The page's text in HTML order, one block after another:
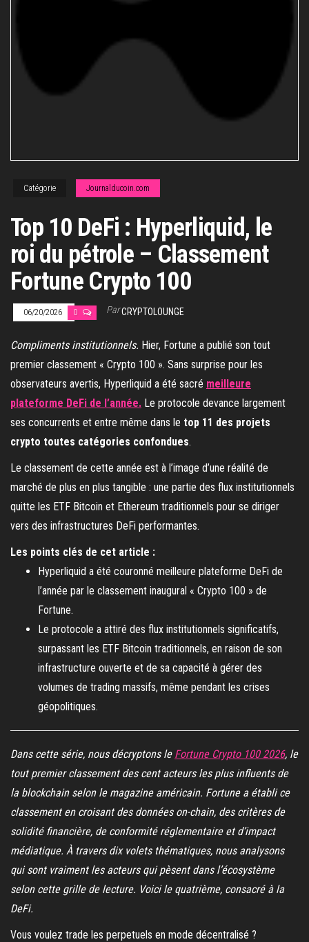
Catégorie Journalducoin.com
Top 10 DeFi : Hyperliquid, le
roi du pétrole – Classement
Fortune Crypto 100
06/20/2026 0 ParCRYPTOLOUNGE
Compliments institutionnels. Hier, Fortune a publié son tout
premier classement « Crypto 100 ». Sans surprise pour les
observateurs avertis, Hyperliquid a été sacré meilleure
plateforme DeFi de l’année. Le protocole devance largement
ses concurrents et entre même dans le top 11 des projets
crypto toutes catégories confondues.
Le classement de cette année est à l’image d’une réalité de
marché de plus en plus tangible : une partie des flux institutionnels
quitte les ETF Bitcoin et Ethereum traditionnels pour se diriger
vers des infrastructures DeFi performantes.
Les points clés de cet article :
Hyperliquid a été couronné meilleure plateforme DeFi de
l’année par le classement inaugural « Crypto 100 » de
Fortune.
Le protocole a attiré des flux institutionnels significatifs,
surpassant les ETF Bitcoin traditionnels, en raison de son
infrastructure ouverte et de sa capacité à gérer des
volumes de trading massifs, même pendant les crises
géopolitiques.
Dans cette série, nous décryptons le Fortune Crypto 100 2026, le
tout premier classement des cent acteurs les plus influents de
la blockchain selon le magazine américain. Fortune a établi ce
classement en croisant des données on-chain, des critères de
solidité financière, de conformité réglementaire et d’impact
médiatique. À travers dix volets thématiques, nous analysons
qui sont vraiment les acteurs qui pèsent dans l’écosystème
selon cette grille de lecture. Voici le quatrième, consacré à la
DeFi.
Vous voulez trade les perpetuels en mode décentralisé ?